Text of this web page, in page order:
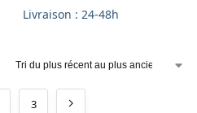
Livraison : 24-48h
3